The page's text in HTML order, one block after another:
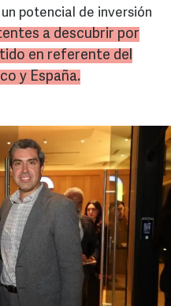
potencial de inversión
a descubrir por
en referente del
y España.